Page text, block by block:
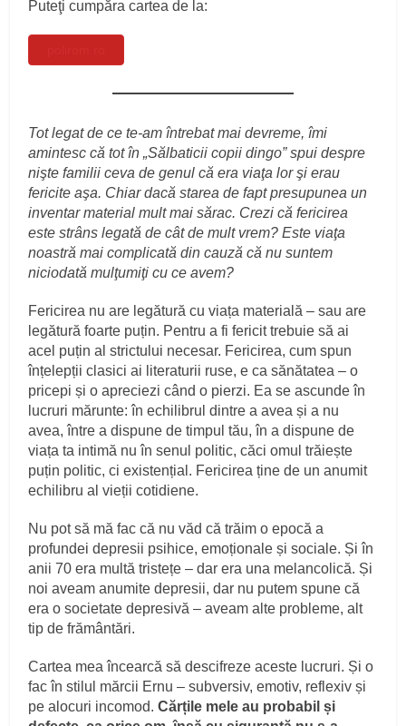
Puteţi cumpăra cartea de la:
Tot legat de ce te-am întrebat mai devreme, îmi
amintesc că tot în „Sălbaticii copii dingo” spui despre
nişte familii ceva de genul că era viaţa lor şi erau
fericite aşa. Chiar dacă starea de fapt presupunea un
inventar material mult mai sărac. Crezi că fericirea
este strâns legată de cât de mult vrem? Este viaţa
noastră mai complicată din cauză că nu suntem
niciodată mulţumiţi cu ce avem?
Fericirea nu are legătură cu viața materială – sau are
legătură foarte puțin. Pentru a fi fericit trebuie să ai
acel puțin al strictului necesar. Fericirea, cum spun
înțelepții clasici ai literaturii ruse, e ca sănătatea – o
pricepi și o apreciezi când o pierzi. Ea se ascunde în
lucruri mărunte: în echilibrul dintre a avea și a nu
avea, între a dispune de timpul tău, în a dispune de
viața ta intimă nu în senul politic, căci omul trăiește
puțin politic, ci existențial. Fericirea ține de un anumit
echilibru al vieții cotidiene.
Nu pot să mă fac că nu văd că trăim o epocă a
profundei depresii psihice, emoționale și sociale. Și în
anii 70 era multă tristețe – dar era una melancolică. Și
noi aveam anumite depresii, dar nu putem spune că
era o societate depresivă – aveam alte probleme, alt
tip de frământări.
Cartea mea încearcă să descifreze aceste lucruri. Și o
fac în stilul mărcii Ernu – subversiv, emotiv, reflexiv și
pe alocuri incomod.Cărțile mele au probabil și